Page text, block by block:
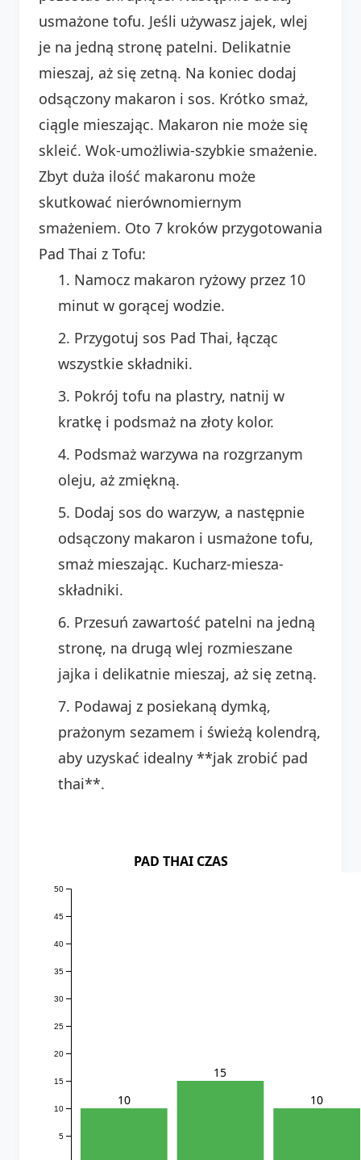
usmażone tofu. Jeśli używasz jajek, wlej
je na jedną stronę patelni. Delikatnie
mieszaj, aż się zetną. Na koniec dodaj
odsączony makaron i sos. Krótko smaż,
ciągle mieszając. Makaron nie może się
skleić. Wok-umożliwia-szybkie smażenie.
Zbyt duża ilość makaronu może
skutkować nierównomiernym
smażeniem. Oto 7 kroków przygotowania
Pad Thai z Tofu:
Namocz makaron ryżowy przez 10
minut w gorącej wodzie.
Przygotuj sos Pad Thai, łącząc
wszystkie składniki.
Pokrój tofu na plastry, natnij w
kratkę i podsmaż na złoty kolor.
Podsmaż warzywa na rozgrzanym
oleju, aż zmiękną.
Dodaj sos do warzyw, a następnie
odsączony makaron i usmażone tofu,
smaż mieszając. Kucharz-miesza-
składniki.
Przesuń zawartość patelni na jedną
stronę, na drugą wlej rozmieszane
jajka i delikatnie mieszaj, aż się zetną.
Podawaj z posiekaną dymką,
prażonym sezamem i świeżą kolendrą,
aby uzyskać idealny **jak zrobić pad
thai**.
PAD THAI CZAS
5
10
15
20
25
30
35
40
45
50
10
15
10